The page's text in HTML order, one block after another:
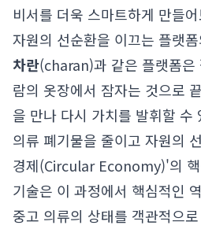
비서를 더욱 스마트하게 만들
자원의 선순환을 이끄는 플랫
차란(charan)과 같은 플랫폼은
람의 옷장에서 잠자는 것으로
을 만나 다시 가치를 발휘할 수
의류 폐기물을 줄이고 자원의
경제(Circular Economy)'의
기술은 이 과정에서 핵심적인
중고 의류의 상태를 객관적으